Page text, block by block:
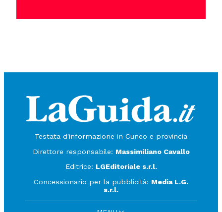
Testata d'informazione in Cuneo e provincia
Direttore responsabile: Massimiliano Cavallo
Editrice: LGEditoriale s.r.l.
Concessionario per la pubblicità: Media L.G.
s.r.l.